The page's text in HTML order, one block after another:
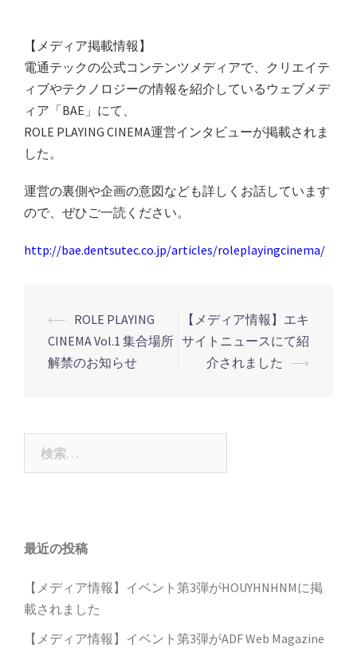
【メディア掲載情報】
電通テックの公式コンテンツメディアで、クリエイテ
ィブやテクノロジーの情報を紹介しているウェブメデ
ィア「BAE」にて、
ROLE PLAYING CINEMA運営インタビューが掲載されま
した。
運営の裏側や企画の意図なども詳しくお話しています
ので、ぜひご一読ください。
http://bae.dentsutec.co.jp/articles/roleplayingcinema/
投
稿
ナ
ー
シ
⟵ ROLE PLAYING
CINEMA Vol.1 集合場所
解禁のお知らせ
【メディア情報】エキ
サイトニュースにて紹
介されました
⟶
最近の投稿
【メディア情報】イベント第3弾がHOUYHNHNMに掲
載されました
【メディア情報】イベント第3弾がADF Web Magazine